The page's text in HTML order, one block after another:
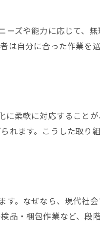
ズや能力に応じて、
は自分に合った作業を
に柔軟に対応すること
れます。こうした取り
す。なぜなら、現代社
品・梱包作業など、段